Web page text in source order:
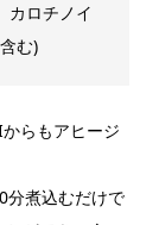
カロチノイ
む)
らもアヒージ
分煮込むだけで